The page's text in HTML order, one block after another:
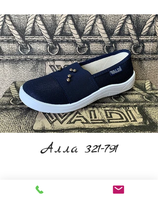
Алла 321-791